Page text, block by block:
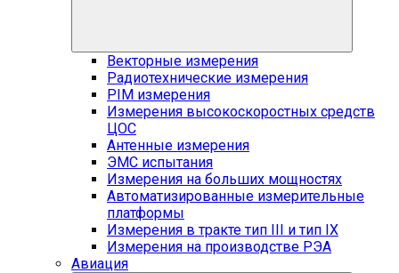
Векторные измерения
Радиотехнические измерения
PIM измерения
Измерения высокоскоростных средств
ЦОС
Антенные измерения
ЭМС испытания
Измерения на больших мощностях
Автоматизированные измерительные
платформы
Измерения в тракте тип III и тип IX
Измерения на производстве РЭА
Авиация